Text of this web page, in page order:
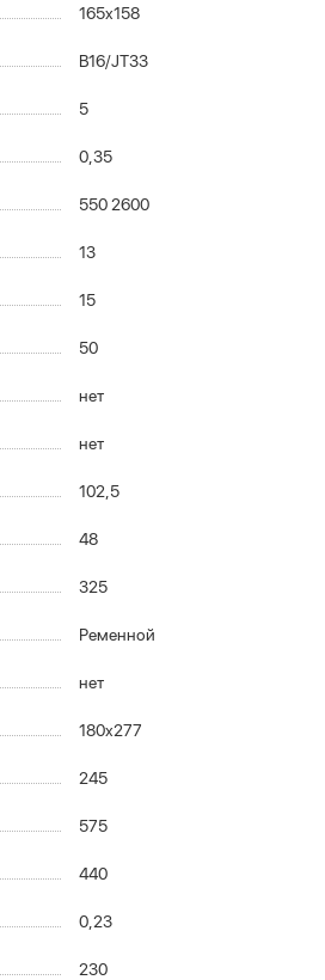
165x158
B16/JT33
5
0,35
550 2600
13
15
50
нет
нет
102,5
48
325
Ременной
нет
180x277
245
575
440
0,23
230